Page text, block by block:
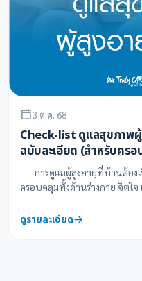
3 ต.ค. 68
Check-list ดูแลสุขภาพ
ฉบับละเอียด (สำหรับคร
การดูแลผู้สูงอายุที่บ้านต้องเ
ครอบคลุมทั้งด้านร่างกาย จิตใจ
ดูรายละเอียด